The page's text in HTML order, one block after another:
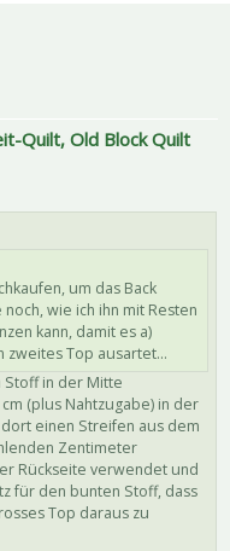
Quilt, Old Block Quilt
um das Back
wie ich ihn mit Resten
kann, damit es a)
zweites Top ausartet...
Stoff in der Mitte
(plus Nahtzugabe) in der
einen Streifen aus dem
Zentimeter
Rückseite verwendet und
für den bunten Stoff, dass
Top daraus zu